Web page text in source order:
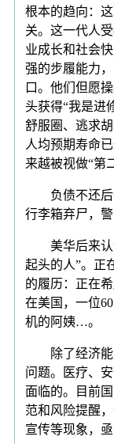
根本的趋向：
关。这一代人
业成长和社会
强的步履能力
口。他们但愿
头获得“我是进
舒服圈、逃求
人均预期寿命
来越被视做“第
负债不还后
行李箱弃尸，警
美华后来认
起头的人”。正
的履历：正在
在美国，一位
机的阿姨…。
除了经济能
问题。医疗、
面临的。目前
范和风险提醒
宣传等现象，